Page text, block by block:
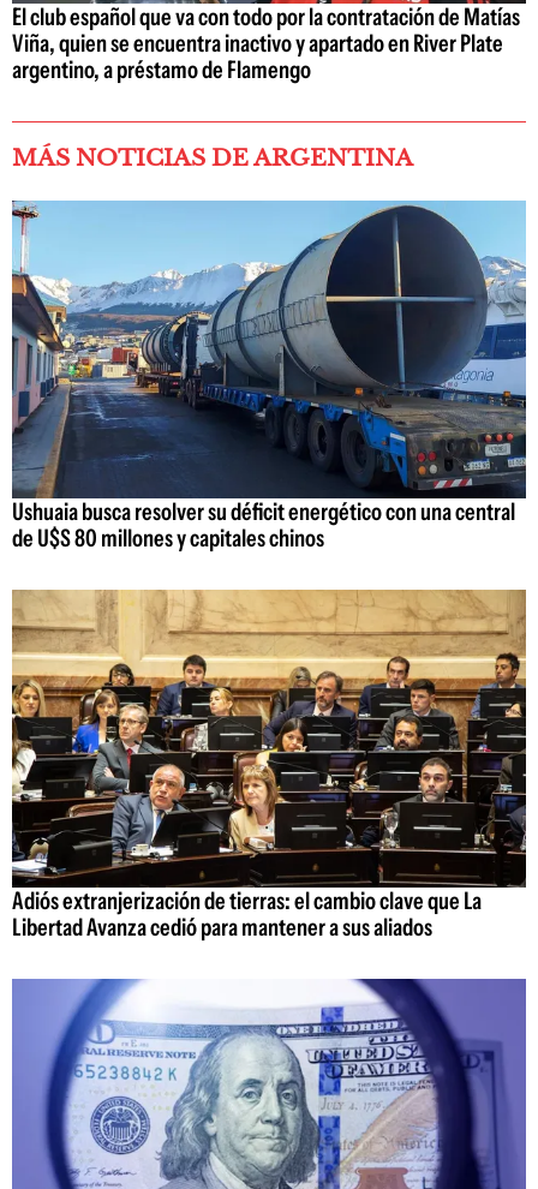
El club español que va con todo por la contratación de Matías
Viña, quien se encuentra inactivo y apartado en River Plate
argentino, a préstamo de Flamengo
MÁS NOTICIAS DE ARGENTINA
Ushuaia busca resolver su déficit energético con una central
de U$S 80 millones y capitales chinos
Adiós extranjerización de tierras: el cambio clave que La
Libertad Avanza cedió para mantener a sus aliados